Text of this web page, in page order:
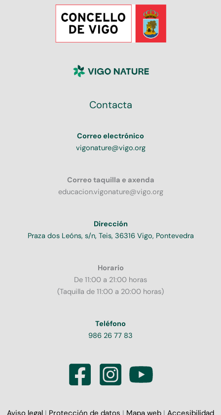
Contacta
Correo electrónico
vigonature@vigo.org
Correo taquilla e axenda
educacion.vigonature@vigo.org
Dirección
Praza dos Leóns, s/n, Teis, 36316 Vigo, Pontevedra
Horario
De 11:00 a 21:00 horas
(Taquilla de 11:00 a 20:00 horas)
Teléfono
986 26 77 83
Aviso legal I Protección de datos I Mapa web I Accesibilidad